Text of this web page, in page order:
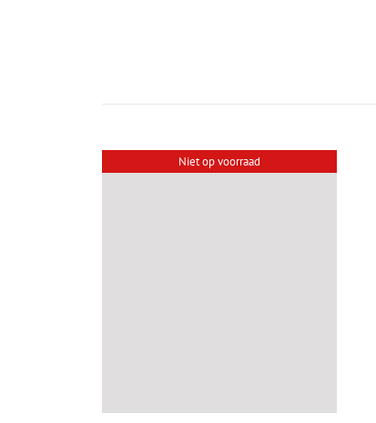
Niet op voorraad